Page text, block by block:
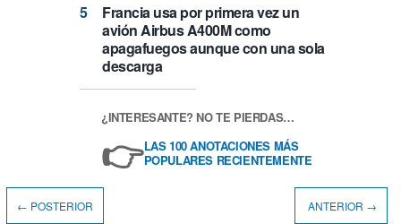
Francia usa por primera vez un
avión Airbus A400M como
apagafuegos aunque con una sola
descarga
¿INTERESANTE? NO TE PIERDAS…
👉LAS 100 ANOTACIONES MÁS
POPULARES RECIENTEMENTE
← POSTERIOR ANTERIOR →